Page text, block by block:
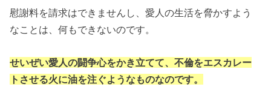
慰謝料を請求はできませんし、愛人の生活を脅かすよう
なことは、何もできないのです。
せいぜい愛人の闘争心をかき立てて、不倫をエスカレー
トさせる火に油を注ぐようなものなのです。